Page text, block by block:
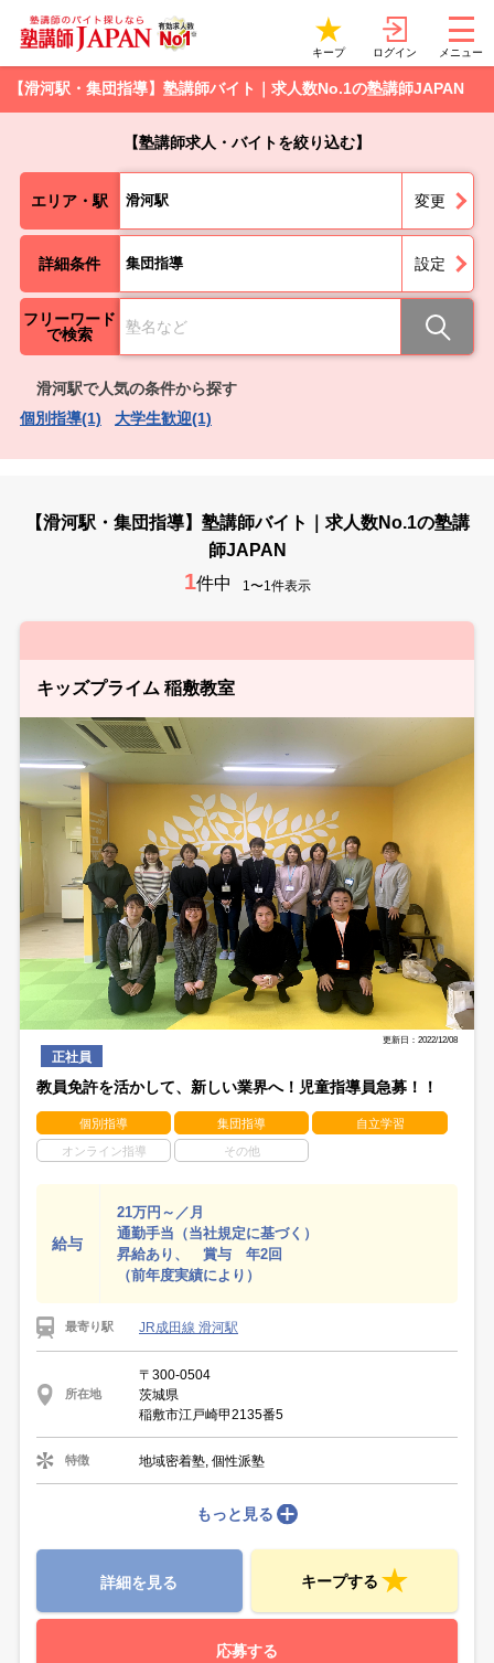
キープ ログイン メニュー
【滑河駅・集団指導】塾講師バイト｜求人数No.1の塾講師JAPAN
【塾講師求人・バイトを絞り込む】
エリア・駅 滑河駅 変更
詳細条件 集団指導 設定
フリーワード
で検索
滑河駅で人気の条件から探す
個別指導(1)
大学生歓迎(1)
【滑河駅・集団指導】塾講師バイト｜求人数No.1の塾講
師JAPAN
1件中 1〜1件表示
キッズプライム 稲敷教室
更新日：2022/12/08
正社員
教員免許を活かして、新しい業界へ！児童指導員急募！！
個別指導 集団指導 自立学習
オンライン指導 その他
給与
21万円～／月
通勤手当（当社規定に基づく）
昇給あり、 賞与 年2回
（前年度実績により）
最寄り駅 JR成田線 滑河駅
所在地
〒300-0504
茨城県
稲敷市江戸崎甲2135番5
特徴 地域密着塾, 個性派塾
もっと見る
詳細を見る キープする
応募する